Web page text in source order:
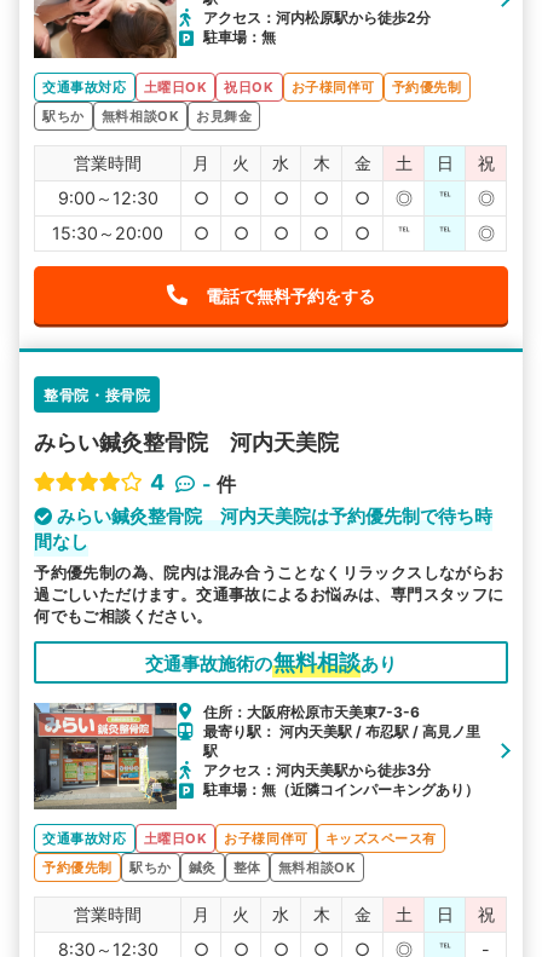
アクセス：河内松原駅から徒歩2分
駐車場：無
交通事故対応 土曜日OK 祝日OK お子様同伴可
予約優先制
駅ちか
無料相談OK お見舞金
営業時間 月 火 水 木 金 土 日
祝
9:00～12:30
○ ○ ○ ○ ○ ◎ ℡
◎
15:30～20:00
○ ○ ○ ○ ○ ℡ ℡ ◎
電話で無料予約をする
整骨院・接骨院
みらい鍼灸整骨院 河内天美院
4
- 件
みらい鍼灸整骨院 河内天美院は予約優先制で待ち時
間なし
予約優先制の為、院内は混み合うことなくリラックスしながらお
過ごしいただけます。交通事故によるお悩みは、専門スタッフに
何でもご相談ください。
交通事故施術の無料相談あり
住所：大阪府松原市天美東7-3-6
最寄り駅： 河内天美駅 / 布忍駅 / 高見ノ里
駅
アクセス：河内天美駅から徒歩3分
駐車場：無（近隣コインパーキングあり）
交通事故対応 土曜日OK お子様同伴可
キッズスペース有
予約優先制
駅ちか 鍼灸 整体 無料相談OK
営業時間 月 火 水 木 金 土 日
祝
8:30～12:30
○ ○ ○ ○ ○ ◎ ℡
-